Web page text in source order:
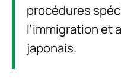
procédures
l’immigration et
japonais.